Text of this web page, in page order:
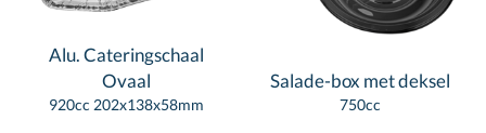
Alu. Cateringschaal
Ovaal
920cc 202x138x58mm
Salade-box met deksel
750cc